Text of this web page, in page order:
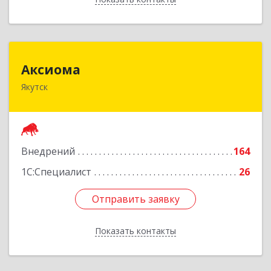
Аксиома
Якутск
Внедрений
164
1С:Специалист
26
Отправить заявку
Показать контакты
677000, Саха /Якутия/ Респ, Якутск г, Чиряева
Отправить заявку
Назад